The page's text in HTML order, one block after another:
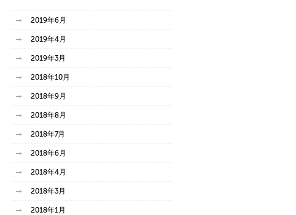
2019年6月
2019年4月
2019年3月
2018年10月
2018年9月
2018年8月
2018年7月
2018年6月
2018年4月
2018年3月
2018年1月